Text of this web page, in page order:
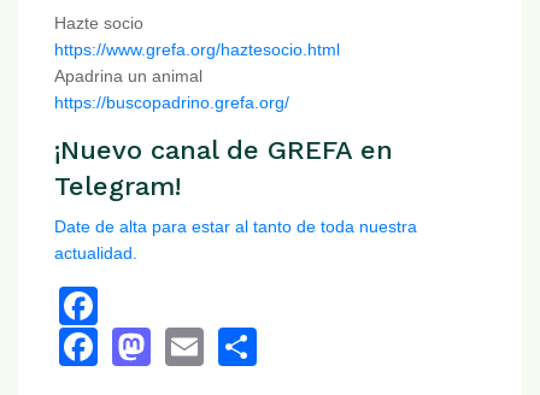
Hazte socio
https://www.grefa.org/haztesocio.html
Apadrina un animal
https://buscopadrino.grefa.org/
¡Nuevo canal de GREFA en
Telegram!
Date de alta para estar al tanto de toda nuestra
actualidad.
Facebook
Mastodon
Email